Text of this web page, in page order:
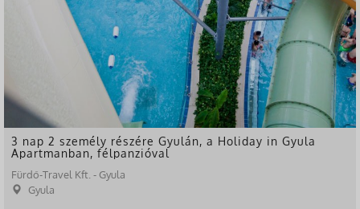
3 nap 2 személy részére Gyulán, a Holiday in Gyula
Apartmanban, félpanzióval
Fürdő-Travel Kft. - Gyula
Gyula